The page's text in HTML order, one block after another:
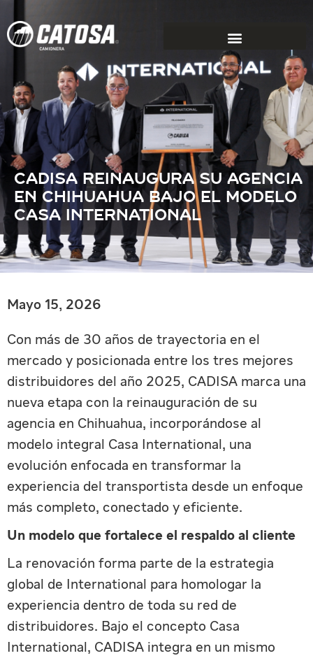
CADISA REINAUGURA SU AGENCIA
EN CHIHUAHUA BAJO EL MODELO
CASA INTERNATIONAL
Mayo 15, 2026
Con más de 30 años de trayectoria en el
mercado y posicionada entre los tres mejores
distribuidores del año 2025, CADISA marca una
nueva etapa con la reinauguración de su
agencia en Chihuahua, incorporándose al
modelo integral Casa International, una
evolución enfocada en transformar la
experiencia del transportista desde un enfoque
más completo, conectado y eficiente.
Un modelo que fortalece el respaldo al cliente
La renovación forma parte de la estrategia
global de International para homologar la
experiencia dentro de toda su red de
distribuidores. Bajo el concepto Casa
International, CADISA integra en un mismo